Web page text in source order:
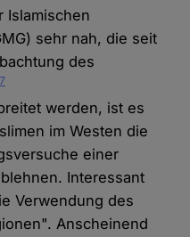
Islamischen
sehr nah, die seit
des
7
werden, ist es
im Westen die
einer
Interessant
Verwendung des
Anscheinend